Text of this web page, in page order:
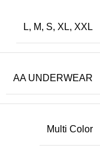
L, M, S, XL, XXL
AA UNDERWEAR
Multi Color